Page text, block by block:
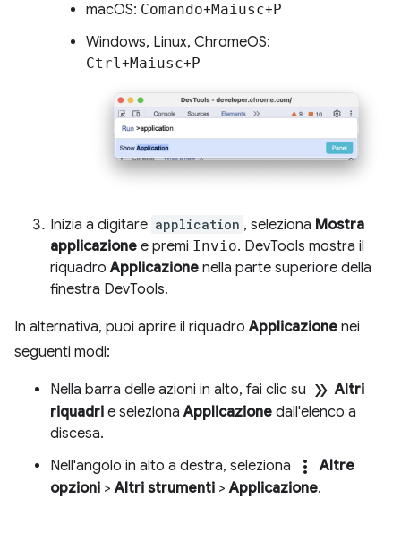
macOS: Comando+Maiusc+P
Windows, Linux, ChromeOS:
Ctrl+Maiusc+P
Inizia a digitare application , seleziona Mostra
applicazione e premi Invio. DevTools mostra il
riquadroApplicazione nella parte superiore della
finestra DevTools.
In alternativa, puoi aprire il riquadroApplicazione nei
seguenti modi:
Nella barra delle azioni in alto, fai clic su double_arrow Altri
riquadri e selezionaApplicazione dall'elenco a
discesa.
Nell'angolo in alto a destra, seleziona
more_vert
Altre
opzioni >Altri strumenti >Applicazione.